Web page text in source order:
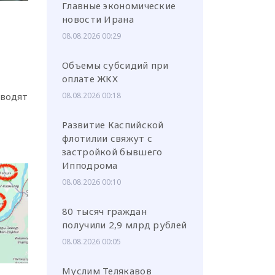
или через соц. сети
Главные экономические
новости Ирана
08.08.2026 00:29
Объемы субсидий при
оплате ЖКХ
08.08.2026 00:18
Развитие Каспийской
флотилии свяжут с
застройкой бывшего
Ипподрома
08.08.2026 00:10
80 тысяч граждан
получили 2,9 млрд рублей
08.08.2026 00:05
Муслим Телякавов